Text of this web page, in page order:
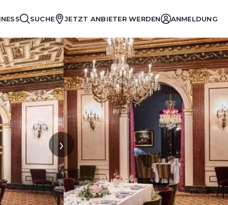
SUCHE JETZT ANBIETER WERDEN ANMELDUNG
›